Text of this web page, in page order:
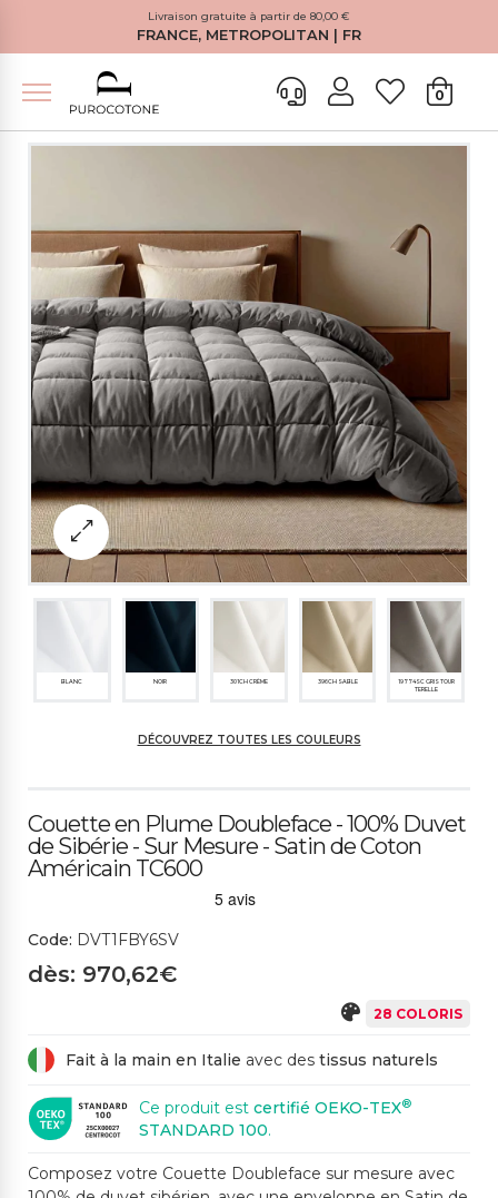
Livraison gratuite à partir de 80,00 €
FRANCE, METROPOLITAN | FR
0
BLANC NOIR 301CH CRÈME 396CH SABLE
19774SC GRIS TOUR
TERELLE
17471ME JAUNE OCR
DÉCOUVREZ TOUTES LES COULEURS
Couette en Plume Doubleface - 100% Duvet
de Sibérie - Sur Mesure - Satin de Coton
Américain TC600
Code: DVT1FBY6SV
dès: 970,62€
28 COLORIS
Fait à la main en Italie avec des tissus naturels
Ce produit est certifié OEKO-TEX®
STANDARD 100.
Composez votre Couette Doubleface sur mesure avec